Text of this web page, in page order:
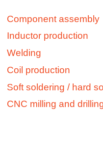
GmbH
Co.
KG
Lützelbergstr.
13
79369
Component assembly
Inductor production
Welding
Coil production
Soft soldering / hard
CNC milling and